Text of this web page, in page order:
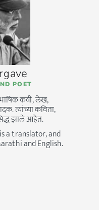
POET
कवी, लेख,
त्यांच्या कविता,
झाले आहेत.
a translator, and
and English.